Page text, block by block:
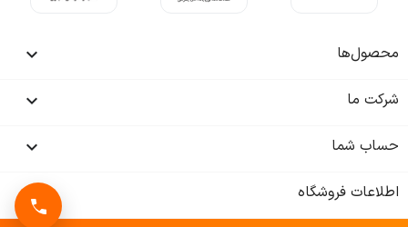
محصول‌ها 
شرکت ما 
حساب شما 
اطلاعات فروشگاه keyboard_arrow_down